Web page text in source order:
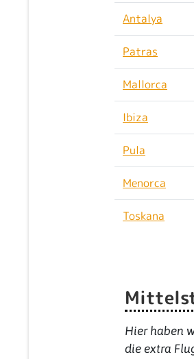
Antalya
Patras
Mallorca
Ibiza
Pula
Menorca
Toskana
Hier haben
die extra